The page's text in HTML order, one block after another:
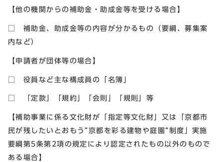
【他の機関からの補助金・助成金等を受ける場合】
□ 補助金、助成金等の内容が分かるもの（要綱、募集案
内など）
【申請者が団体等の場合】
□ 役員など主な構成員の「名簿」
□ 「定款」「規約」「会則」「規則」等
【補助事業に係る文化財が「指定等文化財」又は「京都市
民が残したいとおもう”京都を彩る建物や庭園”制度」実施
要綱第5条第2項の規定により認定されたもの以外のもので
ある場合】